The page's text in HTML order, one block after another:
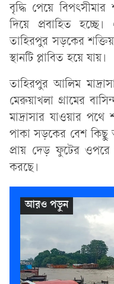
বৃদ্ধি পেয়ে
দিয়ে প্রবাহিত
তাহিরপুর সড়কের
স্থানটি প্লাবিত হয়ে যায়।
তাহিরপুর আলিম
মেরুয়াখলা গ্রামের
মাদ্রাসার যাওয়ার
পাকা সড়কের বেশ কিছু
প্রায় দেড় ফুটের ওপরে
করছে।